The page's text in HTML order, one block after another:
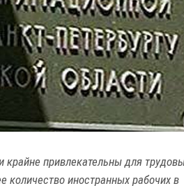
крайне привлекательны для
количество иностранных рабочих в